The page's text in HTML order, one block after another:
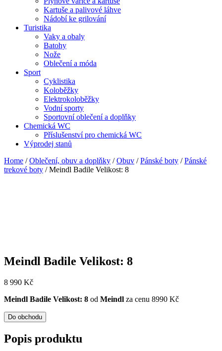
Kartuše a palivové láhve
Nádobí ke grilování
Turistika
Vaky a obaly
Batohy
Nože
Oblečení a móda
Sport
Cyklistika
Koloběžky
Elektrokoloběžky
Vodní sporty
Sportovní oblečení a doplňky
Chemická WC
Příslušenství pro chemická WC
Výprodej stanů
Home /Oblečení, obuv a doplňky /Obuv /Pánské boty /Pánské
trekové boty / Meindl Badile Velikost: 8
Meindl Badile Velikost: 8
8 990 Kč
Meindl Badile Velikost: 8 od Meindl za cenu 8990 Kč
Do obchodu
Popis produktu